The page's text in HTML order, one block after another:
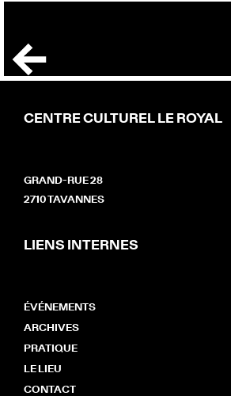
CENTRE CULTUREL LE ROYAL
GRAND-RUE 28
2710 TAVANNES
LIENS INTERNES
ÉVÉNEMENTS
ARCHIVES
PRATIQUE
LE LIEU
CONTACT